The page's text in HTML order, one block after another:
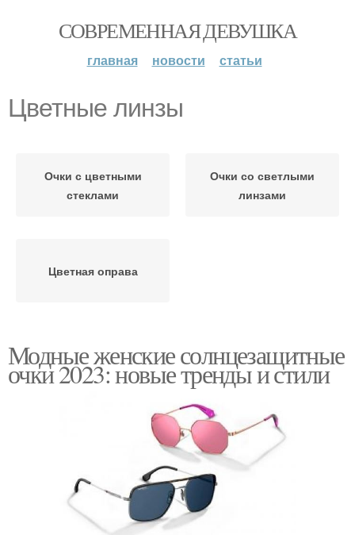
СОВРЕМЕННАЯ ДЕВУШКА
главная новости статьи
Цветные линзы
Очки с цветными
стеклами
Очки со светлыми
линзами
Цветная оправа
Модные женские солнцезащитные
очки 2023: новые тренды и стили